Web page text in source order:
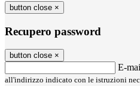
button close ×
Recupero password
button close ×
E-
all'indirizzo indicato con le istruzioni